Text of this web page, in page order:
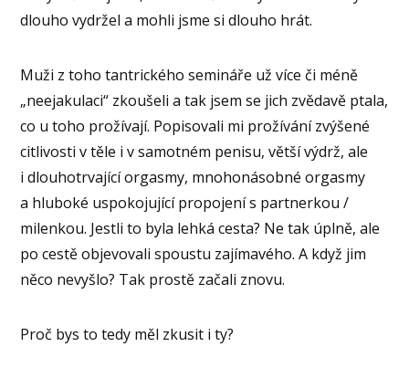
dlouho vydržel a mohli jsme si dlouho hrát.
Muži z toho tantrického semináře už více či méně
„neejakulaci“ zkoušeli a tak jsem se jich zvědavě ptala,
co u toho prožívají. Popisovali mi prožívání zvýšené
citlivosti v těle i v samotném penisu, větší výdrž, ale
i dlouhotrvající orgasmy, mnohonásobné orgasmy
a hluboké uspokojující propojení s partnerkou /
milenkou. Jestli to byla lehká cesta? Ne tak úplně, ale
po cestě objevovali spoustu zajímavého. A když jim
něco nevyšlo? Tak prostě začali znovu.
Proč bys to tedy měl zkusit i ty?